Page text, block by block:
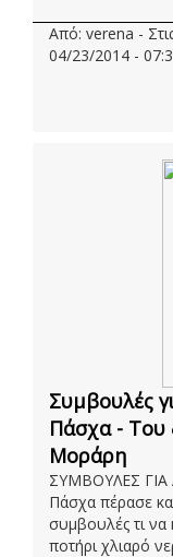
Από: verena -
04/23/2014 -
Συμβουλές
Πάσχα - Του
Μοράρη
ΣΥΜΒΟΥΛΕΣ
Πάσχα πέρασε
συμβουλές τι
ποτήρι χλιαρό